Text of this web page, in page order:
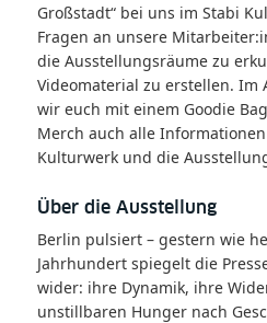
Großstadt“ bei uns im Stabi
Fragen an unsere
die Ausstellungsräume zu
Videomaterial zu erstellen. Im
wir euch mit einem Goodie
Merch auch alle
Kulturwerk und die
Über die Ausstellung
Berlin pulsiert – gestern wie
Jahrhundert spiegelt die
wider: ihre Dynamik, ihre
unstillbaren Hunger nach